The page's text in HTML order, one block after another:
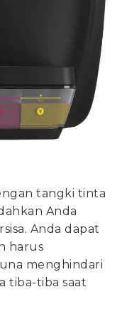
tangki tinta
Anda
Anda dapat
harus
menghindari
tiba-tiba saat